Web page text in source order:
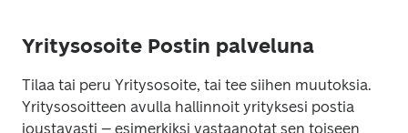
Yritysosoite Postin palveluna
Tilaa tai peru Yritysosoite, tai tee siihen muutoksia.
Yritysosoitteen avulla hallinnoit yrityksesi postia
joustavasti – esimerkiksi vastaanotat sen toiseen